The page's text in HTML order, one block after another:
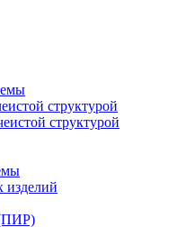
структурой
структурой
изделий
(ПИР)